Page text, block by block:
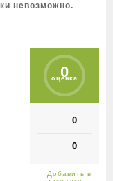
невозможно.
0
оценка
0
0